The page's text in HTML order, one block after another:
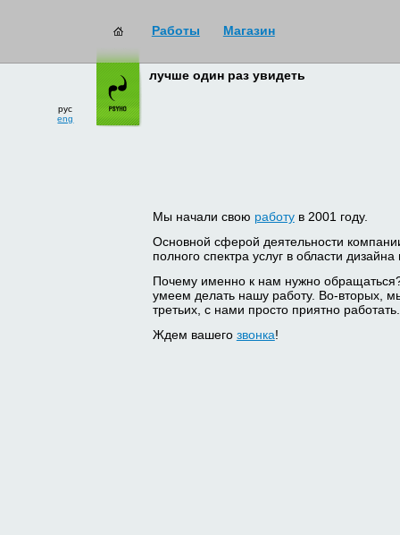
Работы Магазин
рус
eng
лучше один раз увидеть
Мы начали свою работув 2001 году.
Основной сферой деятельности
полного спектра услуг в области
Почему именно к нам нужно
умеем делать нашу работу. Во-вторых,
третьих, с нами просто приятно работать.
Ждем вашего звонка!